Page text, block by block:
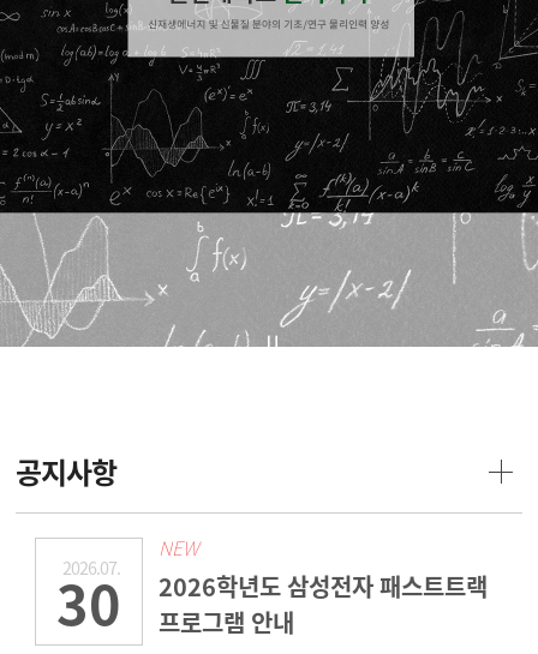
공지사항
2026.07.
30
NEW
2026학년도 삼성전자 패스트트랙
프로그램 안내